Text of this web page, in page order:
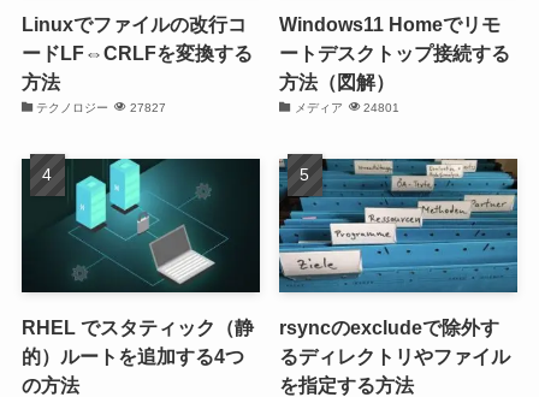
Linuxでファイルの改行コ
ードLF⇔CRLFを変換する
方法
テクノロジー 27827
Windows11 Homeでリモ
ートデスクトップ接続する
方法（図解）
メディア 24801
RHEL でスタティック（静
的）ルートを追加する4つ
の方法
rsyncのexcludeで除外す
るディレクトリやファイル
を指定する方法